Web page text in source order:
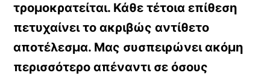
τρομοκρατείται. Κάθε τέτοια επίθεση
πετυχαίνει το ακριβώς αντίθετο
αποτέλεσμα. Μας συσπειρώνει ακόμη
περισσότερο απέναντι σε όσους